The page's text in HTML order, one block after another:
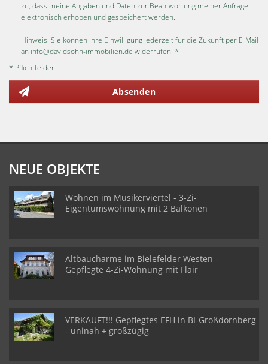
zu, dass meine Angaben und Daten zur Beantwortung meiner Anfrage
elektronisch erhoben und gespeichert werden.
Hinweis: Sie können Ihre Einwilligung jederzeit für die Zukunft per E-Mail
an info@davidsohn-immobilien.de widerrufen. *
* Pflichtfelder
Absenden
NEUE OBJEKTE
Wohnen im Musikerviertel - 3-Zi-
Eigentumswohnung mit 2 Balkonen
Altbaucharme im Bielefelder Westen -
Gepflegte 4-Zi-Wohnung mit Flair
VERKAUFT!!! Gepflegtes EFH in BI-Großdornberg
- uninah + großzügig